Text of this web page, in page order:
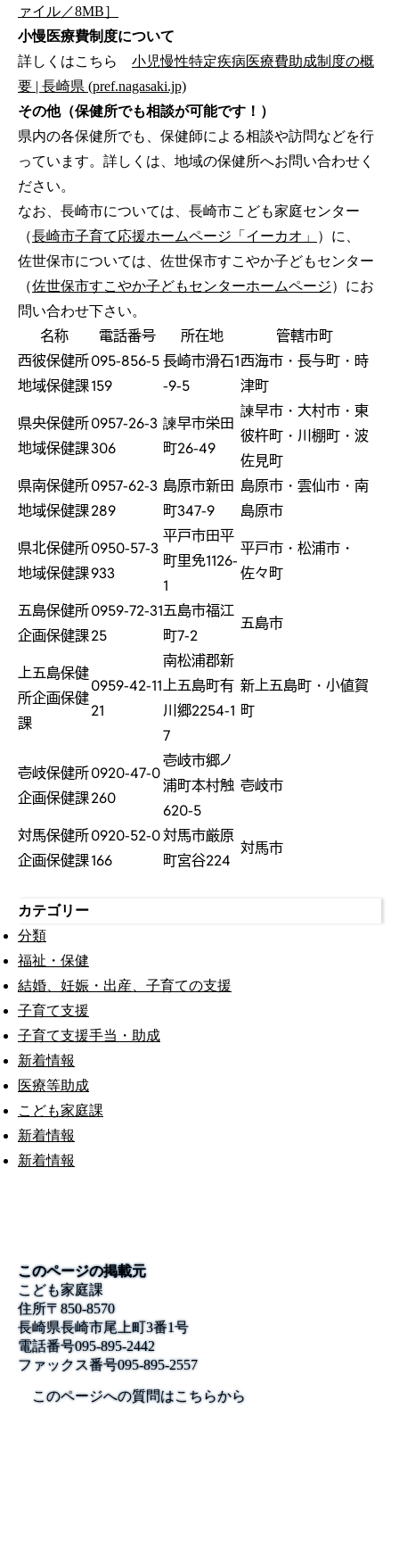
ァイル／8MB］
小慢医療費制度について
詳しくはこちら 小児慢性特定疾病医療費助成制度の概
要 | 長崎県 (pref.nagasaki.jp)
その他（保健所でも相談が可能です！）
県内の各保健所でも、保健師による相談や訪問などを行
っています。詳しくは、地域の保健所へお問い合わせく
ださい。
なお、長崎市については、長崎市こども家庭センター
（長崎市子育て応援ホームページ「イーカオ」
）に、
佐世保市については、佐世保市すこやか子どもセンター
（佐世保市すこやか子どもセンターホームページ）にお
問い合わせ下さい。
名称 電話番号 所在地
管轄市町
西彼保健所
地域保健課
095-856-5
159
長崎市滑石1
-9-5
西海市・長与町・時
津町
県央保健所
地域保健課
0957-26-3
306
諫早市栄田
町26-49
諫早市・大村市・東
彼杵町・川棚町・波
佐見町
県南保健所
地域保健課
0957-62-3
289
島原市新田
町347-9
島原市・雲仙市・南
島原市
県北保健所
地域保健課
0950-57-3
933
平戸市田平
町里免1126-
1
平戸市・松浦市・
佐々町
五島保健所
企画保健課
0959-72-31
25
五島市福江
町7-2
五島市
上五島保健
所企画保健
課
0959-42-11
21
南松浦郡新
上五島町有
川郷2254-1
7
新上五島町・小値賀
町
壱岐保健所
企画保健課
0920-47-0
260
壱岐市郷ノ
浦町本村触
620-5
壱岐市
対馬保健所
企画保健課
0920-52-0
166
対馬市厳原
町宮谷224
対馬市
カテゴリー
分類
福祉・保健
結婚、妊娠・出産、子育ての支援
子育て支援
子育て支援手当・助成
新着情報
医療等助成
こども家庭課
新着情報
新着情報
このページの掲載元
こども家庭課
住所〒850-8570
長崎県長崎市尾上町3番1号
電話番号095-895-2442
ファックス番号095-895-2557
このページへの質問はこちらから